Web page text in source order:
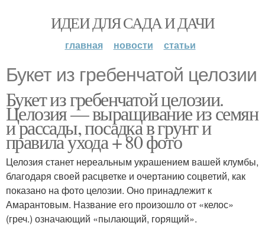
ИДЕИ ДЛЯ САДА И ДАЧИ
главная новости статьи
Букет из гребенчатой целозии
Букет из гребенчатой целозии.
Целозия — выращивание из семян
и рассады, посадка в грунт и
правила ухода + 80 фото
Целозия станет нереальным украшением вашей клумбы,
благодаря своей расцветке и очертанию соцветий, как
показано на фото целозии. Оно принадлежит к
Амарантовым. Название его произошло от «келос»
(греч.) означающий «пылающий, горящий».